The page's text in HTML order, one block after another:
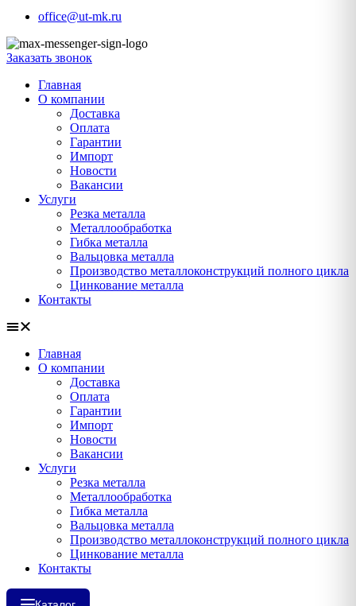
office@ut-mk.ru
Заказать звонок
Главная
О компании
Доставка
Оплата
Гарантии
Импорт
Новости
Вакансии
Услуги
Резка металла
Металлообработка
Гибка металла
Вальцовка металла
Производство металлоконструкций полного цикла
Цинкование металла
Контакты
Главная
О компании
Доставка
Оплата
Гарантии
Импорт
Новости
Вакансии
Услуги
Резка металла
Металлообработка
Гибка металла
Вальцовка металла
Производство металлоконструкций полного цикла
Цинкование металла
Контакты